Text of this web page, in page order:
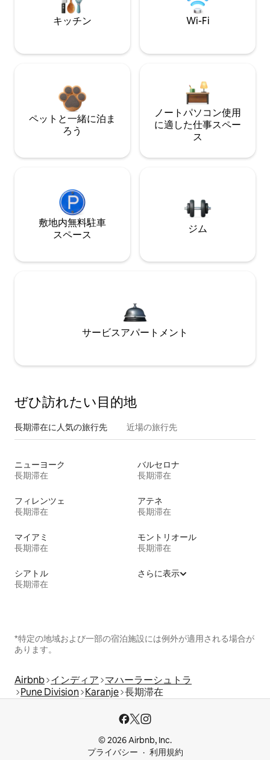
キッチン Wi-Fi
ペットと一緒に泊ま
ろう
ノートパソコン使用
に適した仕事スペー
ス
敷地内無料駐⁠車
ス⁠ペ⁠ー⁠ス
ジム
サービスアパートメント
ぜひ訪⁠れ⁠た⁠い目⁠的⁠地
長期滞在に人気の旅行先 近場の旅行先
ニューヨーク
長期滞在
バルセロナ
長期滞在
フィレンツェ
長期滞在
アテネ
長期滞在
マイアミ
長期滞在
モントリオール
長期滞在
シアトル
長期滞在
さらに表示
*特定の地域および一部の宿泊施設には例外が適用される場合が
あります。
Airbnb インディア マハーラーシュトラ
Pune Division Karanje 長期滞在
© 2026 Airbnb, Inc.
プライバシー
利用規約